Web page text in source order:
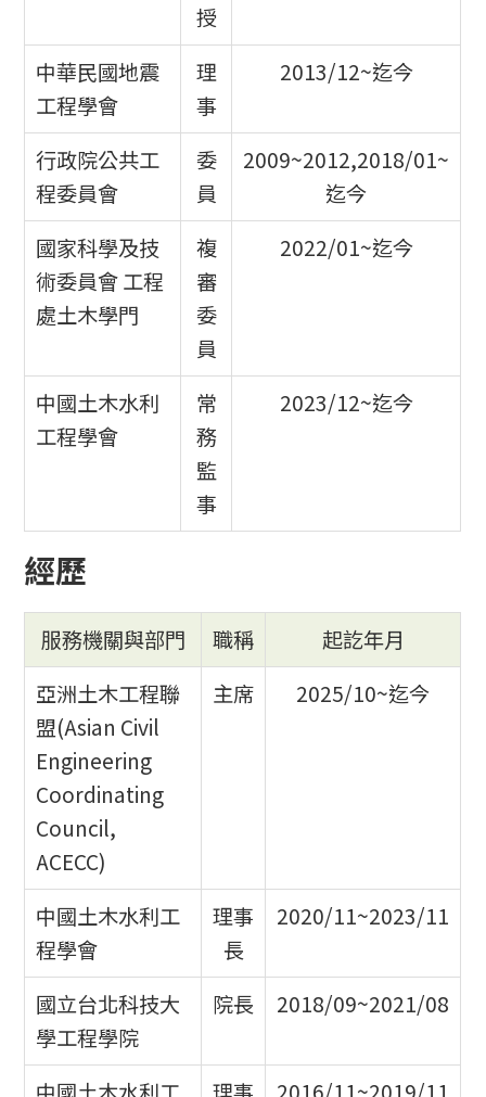
授
中華民國地震
工程學會
理
事
2013/12~迄今
行政院公共工
程委員會
委
員
2009~2012,2018/01~
迄今
國家科學及技
術委員會 工程
處土木學門
複
審
委
員
2022/01~迄今
中國土木水利
工程學會
常
務
監
事
2023/12~迄今
經歷
服務機關與部門 職稱
起訖年月
亞洲土木工程聯
盟(Asian Civil
Engineering
Coordinating
Council,
ACECC)
主席 2025/10~迄今
中國土木水利工
程學會
理事
長
2020/11~2023/11
國立台北科技大
學工程學院
院長 2018/09~2021/08